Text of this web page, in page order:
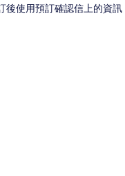
後使用預訂確認信上的資訊